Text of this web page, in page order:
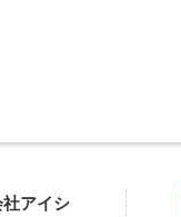
社アイシ